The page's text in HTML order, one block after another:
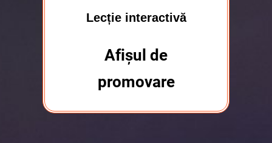
Lecție interactivă
Afișul de
promovare